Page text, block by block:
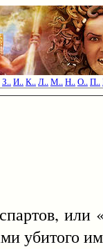
З..И..К..Л..М..Н..О..П..
или
убитого